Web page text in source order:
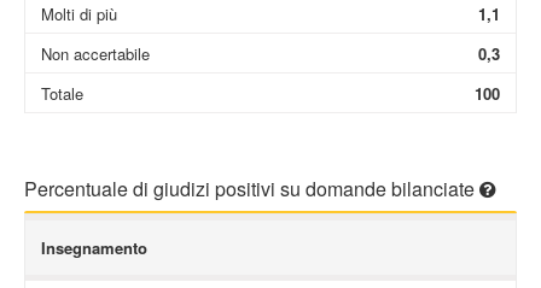
Molti di più
Non accertabile
Totale
1,1
0,3
100
Percentuale di giudizi positivi su domande bilanciate
Insegnamento